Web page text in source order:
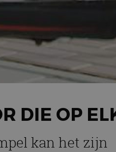
DIE OP
kan het zijn